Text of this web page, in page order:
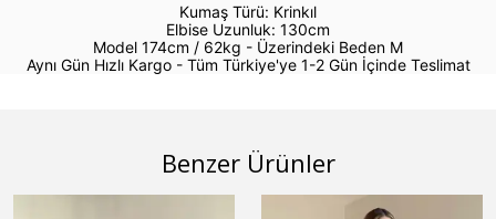
Kumaş Türü: Krinkıl
Elbise Uzunluk: 130cm
Model 174cm / 62kg - Üzerindeki Beden M
Aynı Gün Hızlı Kargo - Tüm Türkiye'ye 1-2 Gün İçinde Teslimat
Benzer Ürünler